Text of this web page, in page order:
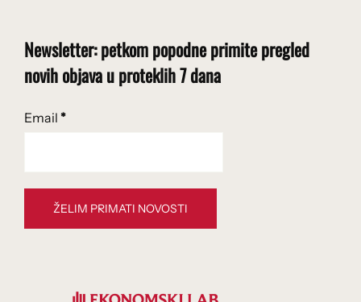
Newsletter: petkom popodne primite pregled
novih objava u proteklih 7 dana
Email *